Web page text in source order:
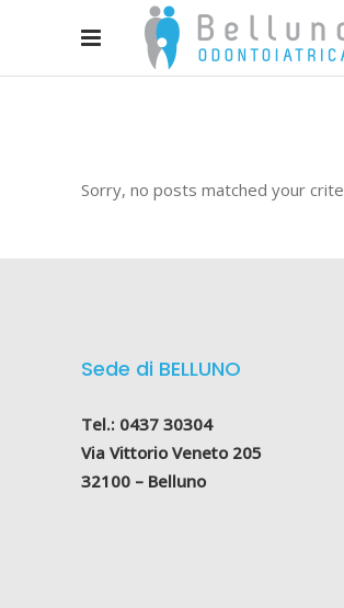
Sorry, no posts matched your
Sede di BELLUNO
Tel.: 0437 30304
Via Vittorio Veneto 205
32100 – Belluno